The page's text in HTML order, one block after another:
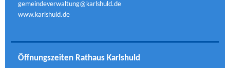
gemeindeverwaltung@karlshuld.de
www.karlshuld.de
Öffnungszeiten Rathaus Karlshuld